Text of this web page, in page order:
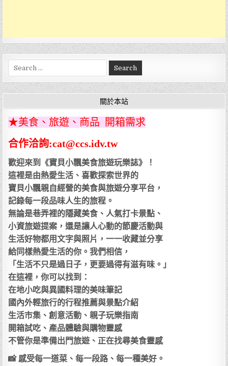
Search
for:
關於本站
★美食、旅遊、商品 開箱需求
合作洽詢:cat@ccs.idv.tw
歡迎來到《寶貝小飄美食旅遊玩樂誌》！
這裡是由熱愛生活、喜歡探索世界的
寶貝小飄親自經營的美食與旅遊分享平台，
記錄每一段品味人生的旅程。
無論是巷弄裡的隱藏美食、人氣打卡景點、
小資旅遊提案，還是讓人心動的節慶活動與
生活好物都用文字與照片，一一收藏並分享
給同樣熱愛生活的你。我們相信，
「生活不只是過日子，更要過得有滋有味。」
在這裡，你可以找到：
在地小吃與異國料理的美味筆記
國內外輕旅行的行程推薦與景點介紹
生活市集、創意活動、親子玩樂指南
開箱試吃、產品體驗與購物靈感
不管你是準備出門旅遊、正在找尋美食靈感
📸 感受每一道菜、每一段路、每一種美好。